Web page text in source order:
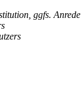
ggfs. Anrede